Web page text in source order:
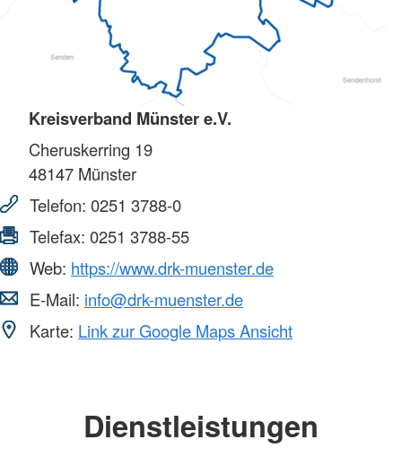
Kreisverband Münster e.V.
Cheruskerring 19
48147 Münster
Telefon: 0251 3788-0
Telefax: 0251 3788-55
Web: https://www.drk-muenster.de
E-Mail: info@drk-muenster.de
Karte: Link zur Google Maps Ansicht
Dienstleistungen